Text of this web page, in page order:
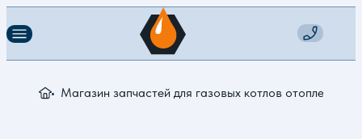
Магазин запчастей для газовых котлов отопления